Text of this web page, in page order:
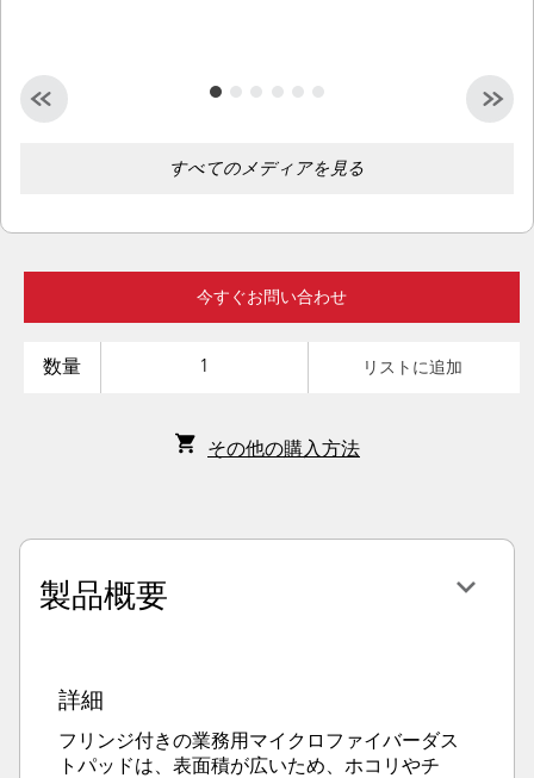
すべてのメディアを見る
今すぐお問い合わせ
数量 リストに追加
その他の購入方法
製品概要
詳細
フリンジ付きの業務用マイクロファイバーダス
トパッドは、表面積が広いため、ホコリやチ